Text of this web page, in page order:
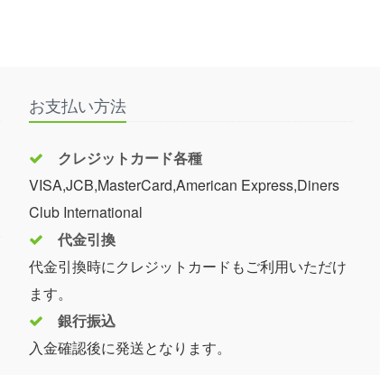
お支払い方法
クレジットカード各種
VISA,JCB,MasterCard,American Express,Diners
Club International
代金引換
代金引換時にクレジットカードもご利用いただけ
ます。
銀行振込
入金確認後に発送となります。